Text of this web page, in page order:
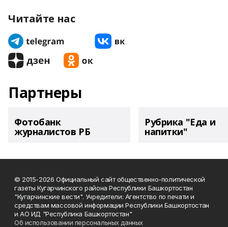
Читайте нас
Партнеры
Фотобанк
журналистов РБ
Рубрика "Еда и
напитки"
© 2015-2026 Официальный сайт общественно-политической
газеты Кугарчинского района Республики Башкортостан
"Кугарчинские вести". Учредители: Агентство по печати и
средствам массовой информации Республики Башкортостан
и АО ИД "Республика Башкортостан"
Об использовании персональных данных